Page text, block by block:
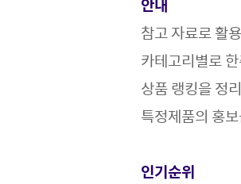
안내
참고 자료로 활용
카테고리별로
상품 랭킹을 정
특정제품의 홍
인기순위